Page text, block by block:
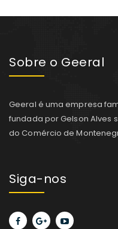
Sobre o Geeral
Geeral é uma empresa
fundada por Gelson Alves
do Comércio de
Siga-nos